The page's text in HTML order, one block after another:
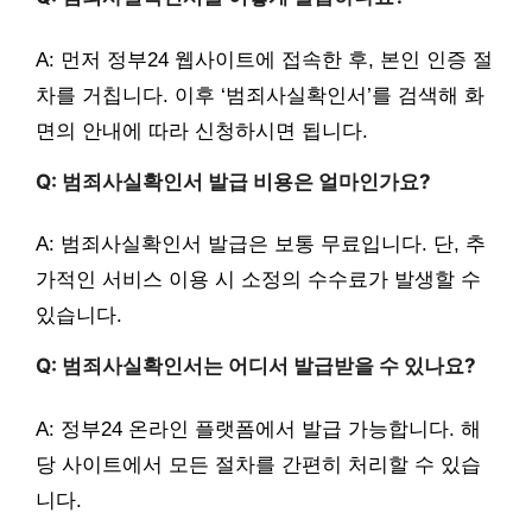
A: 먼저 정부24 웹사이트에 접속한 후, 본인 인증 절
차를 거칩니다. 이후 ‘범죄사실확인서’를 검색해 화
면의 안내에 따라 신청하시면 됩니다.
Q: 범죄사실확인서 발급 비용은 얼마인가요?
A: 범죄사실확인서 발급은 보통 무료입니다. 단, 추
가적인 서비스 이용 시 소정의 수수료가 발생할 수
있습니다.
Q: 범죄사실확인서는 어디서 발급받을 수 있나요?
A: 정부24 온라인 플랫폼에서 발급 가능합니다. 해
당 사이트에서 모든 절차를 간편히 처리할 수 있습
니다.